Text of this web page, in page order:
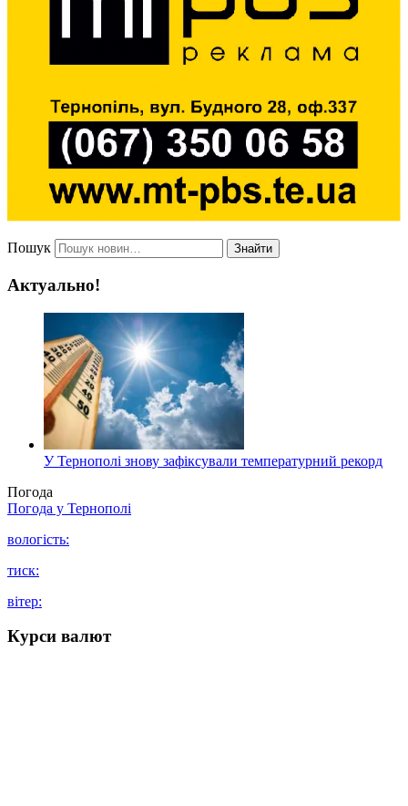
Пошук Знайти
Актуально!
У Тернополі знову зафіксували температурний рекорд
Погода
Погода у Тернополі
вологість:
тиск:
вітер:
Курси валют